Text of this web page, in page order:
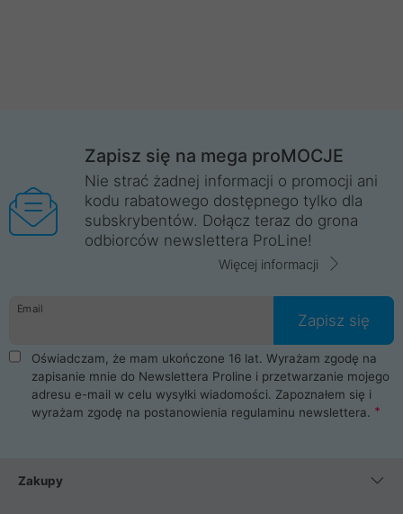
Zapisz się na mega proMOCJE
Nie strać żadnej informacji o promocji ani
kodu rabatowego dostępnego tylko dla
subskrybentów. Dołącz teraz do grona
odbiorców newslettera ProLine!
Więcej informacji
Email
Zapisz się
Oświadczam, że mam ukończone 16 lat. Wyrażam zgodę na
zapisanie mnie do Newslettera Proline i przetwarzanie mojego
adresu e-mail w celu wysyłki wiadomości. Zapoznałem się i
wyrażam zgodę na postanowienia regulaminu newslettera.
Zakupy